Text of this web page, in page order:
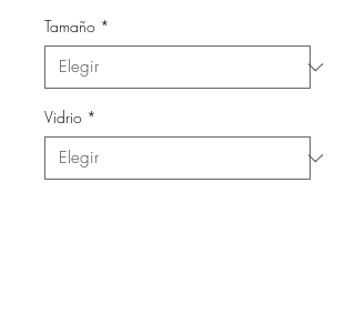
Tamaño *
Vidrio *